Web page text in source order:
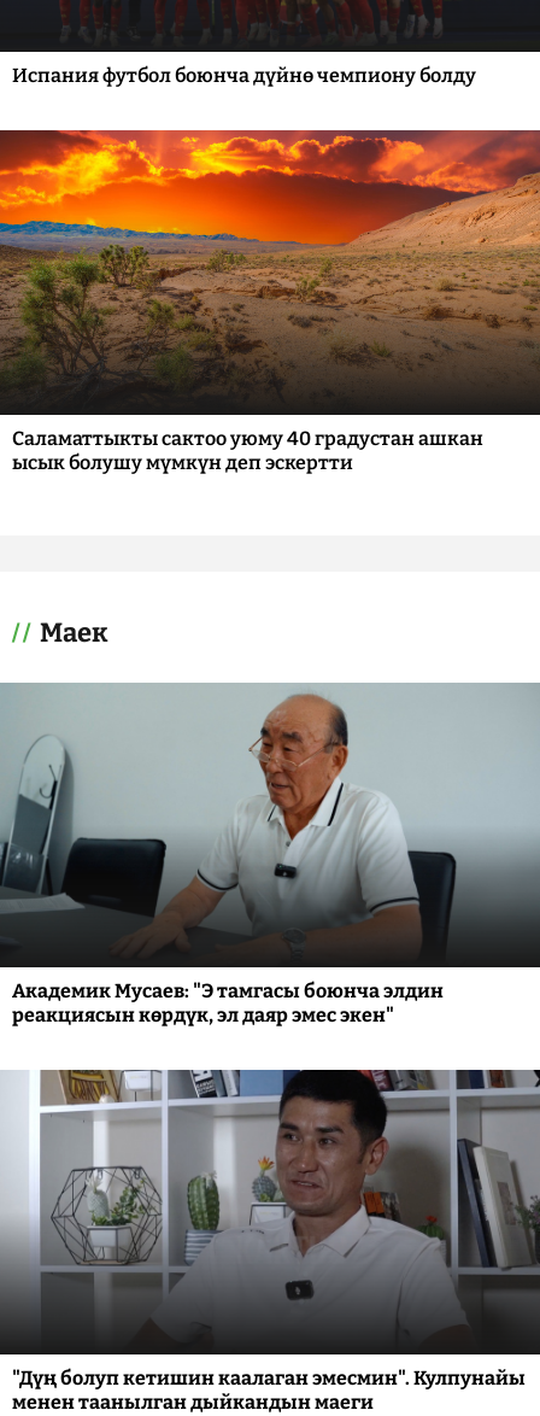
Испания футбол боюнча дүйнө чемпиону болду
Саламаттыкты сактоо уюму 40 градустан ашкан
ысык болушу мүмкүн деп эскертти
Маек
Академик Мусаев: "Э тамгасы боюнча элдин
реакциясын көрдүк, эл даяр эмес экен"
"Дүң болуп кетишин каалаган эмесмин". Кулпунайы
менен таанылган дыйкандын маеги